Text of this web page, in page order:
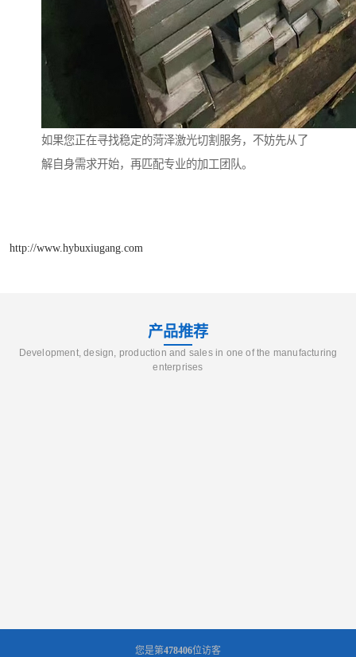
如果您正在寻找稳定的菏泽激光切割服务，不妨先从了
解自身需求开始，再匹配专业的加工团队。
http://www.hybuxiugang.com
产品推荐
Development, design, production and sales in one of the manufacturing
enterprises
您是第478406位访客